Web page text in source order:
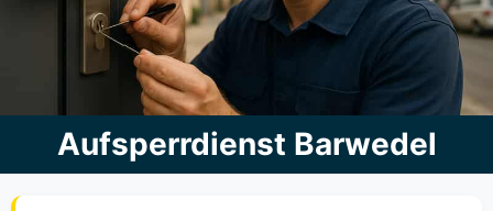
Aufsperrdienst Barwedel